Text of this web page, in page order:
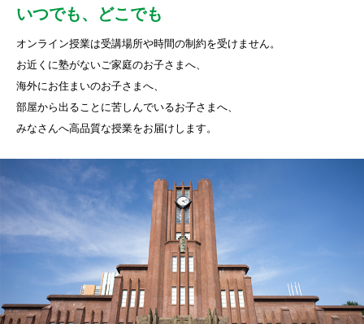
いつでも、どこでも
オンライン授業は受講場所や時間の制約を受けません。
お近くに塾がないご家庭のお子さまへ、
海外にお住まいのお子さまへ、
部屋から出ることに苦しんでいるお子さまへ、
みなさんへ高品質な授業をお届けします。